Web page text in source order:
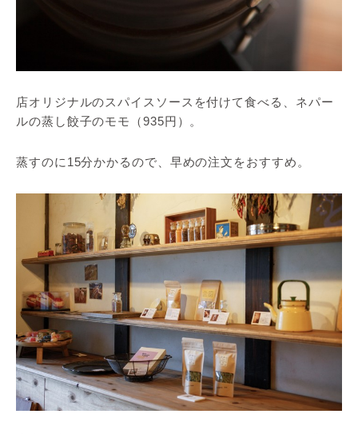
店オリジナルのスパイスソースを付けて食べる、ネパー
ルの蒸し餃子のモモ（935円）。
蒸すのに15分かかるので、早めの注文をおすすめ。